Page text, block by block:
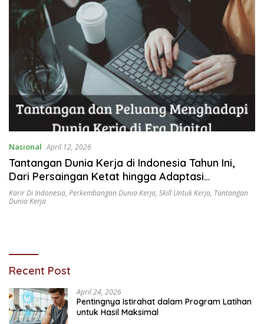
Nasional April 12, 2026
Tantangan Dunia Kerja di Indonesia Tahun Ini,
Dari Persaingan Ketat hingga Adaptasi
Teknologi
Karir Di Indonesia, Perkembangan Dunia Kerja, Skill Untuk Kerja, Tantangan
Dunia Kerja
Recent Post
April 24, 2026
Pentingnya Istirahat dalam Program Latihan
untuk Hasil Maksimal